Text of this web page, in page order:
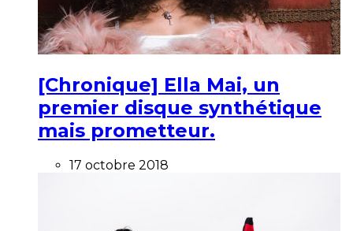
[Chronique] Ella Mai, un
premier disque synthétique
mais prometteur.
17 octobre 2018